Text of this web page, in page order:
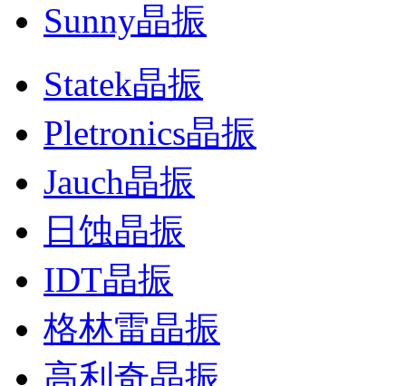
Sunny晶振
Statek晶振
Pletronics晶振
Jauch晶振
日蚀晶振
IDT晶振
格林雷晶振
高利奇晶振